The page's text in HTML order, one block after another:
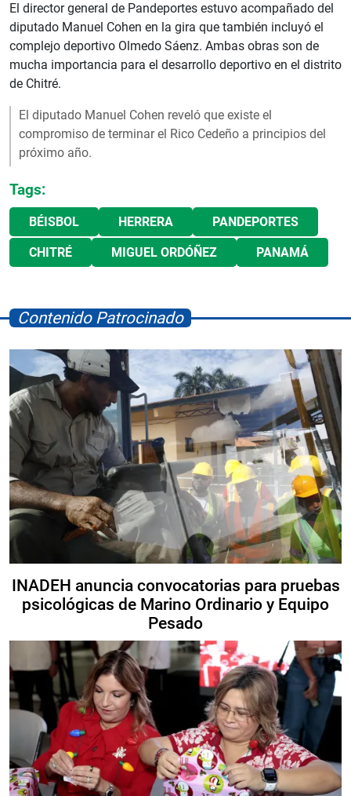
El director general de Pandeportes estuvo acompañado del
diputado Manuel Cohen en la gira que también incluyó el
complejo deportivo Olmedo Sáenz. Ambas obras son de
mucha importancia para el desarrollo deportivo en el distrito
de Chitré.
El diputado Manuel Cohen reveló que existe el
compromiso de terminar el Rico Cedeño a principios del
próximo año.
Tags:
BÉISBOL HERRERA PANDEPORTES
CHITRÉ MIGUEL ORDÓÑEZ PANAMÁ
Contenido Patrocinado
INADEH anuncia convocatorias para pruebas
psicológicas de Marino Ordinario y Equipo
Pesado